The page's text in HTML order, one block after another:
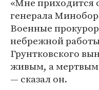
«Мне приходится
генерала
Военные
небрежной
Грунтковского
живым, а
— сказал он.